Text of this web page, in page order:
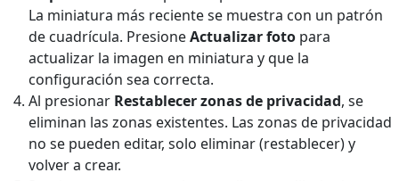
La miniatura más reciente se muestra con un patrón
de cuadrícula. PresioneActualizar foto para
actualizar la imagen en miniatura y que la
configuración sea correcta.
Al presionar Restablecer zonas de privacidad, se
eliminan las zonas existentes. Las zonas de privacidad
no se pueden editar, solo eliminar (restablecer) y
volver a crear.